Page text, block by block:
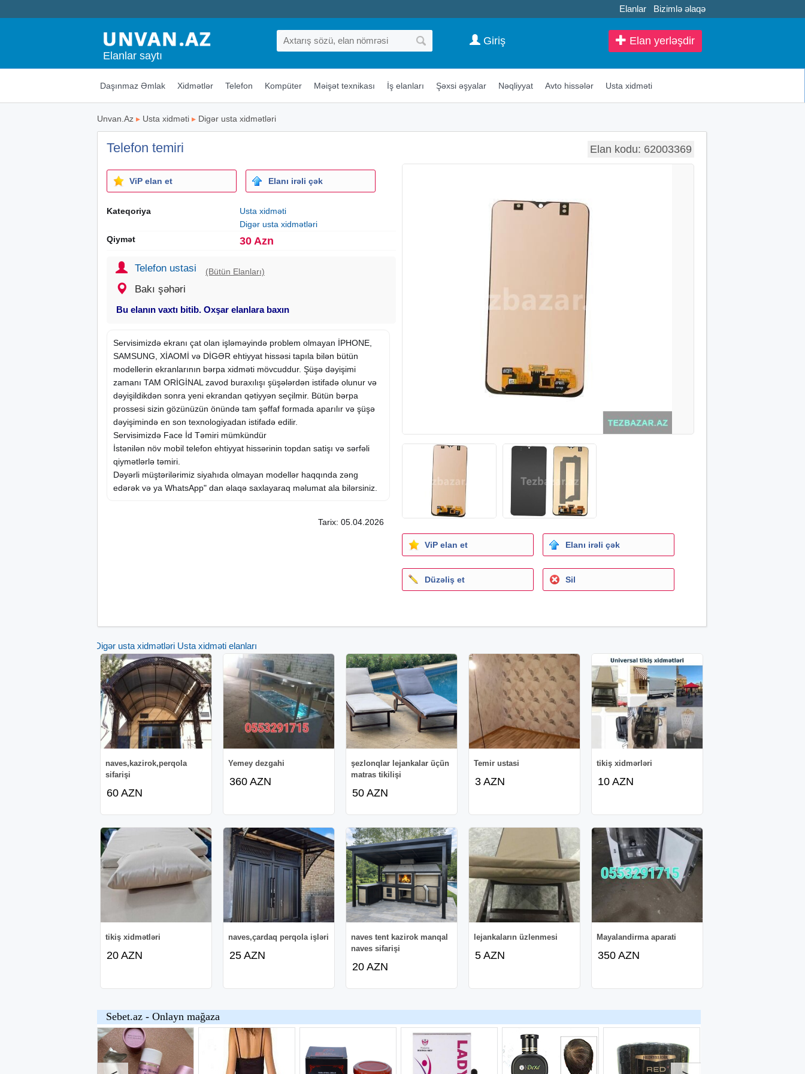
Elanlar Bizimlə əlaqə
Elanlar saytı
Elan yerləşdir
Giriş
Daşınmaz Əmlak Xidmətlər Telefon Kompüter Məişət texnikası İş elanları Şəxsi əşyalar Nəqliyyat Avto hissələr Usta xidməti
Unvan.Az ▸ Usta xidməti ▸ Digər usta xidmətləri
Telefon temiri Elan kodu: 62003369
ViP elan et Elanı irəli çək
Kateqoriya
Usta xidməti
Digər usta xidmətləri
Qiymət
30 Azn
Telefon ustasi (Bütün Elanları)
Bakı şəhəri
Bu elanın vaxtı bitib. Oxşar elanlara baxın
Servisimizdə ekranı çat olan işləməyində problem olmayan İPHONE,
SAMSUNG, XİAOMİ və DİGƏR ehtiyyat hissəsi tapıla bilən bütün
modellerin ekranlarının bərpa xidməti mövcuddur. Şüşə dəyişimi
zamanı TAM ORİGİNAL zavod buraxılışı şüşələrdən istifadə olunur və
dəyişildikdən sonra yeni ekrandan qətiyyən seçilmir. Bütün bərpa
prossesi sizin gözünüzün önündə tam şəffaf formada aparılır və şüşə
dəyişimində en son texnologiyadan istifadə edilir.
Servisimizdə Face İd Təmiri mümkündür
İstənilən növ mobil telefon ehtiyyat hissərinin topdan satişı və sərfəli
qiymətlərlə təmiri.
Dəyərli müştərilərimiz siyahıda olmayan modellər haqqında zəng
edərək və ya WhatsApp" dan əlaqə saxlayaraq məlumat ala bilərsiniz.
Tarix: 05.04.2026
ViP elan et Elanı irəli çək
Düzəliş et Sil
Digər usta xidmətləri Usta xidməti elanları
naves,kazirok,perqola
sifarişi
60 AZN
Yemey dezgahi
360 AZN
şezlonqlar lejankalar üçün
matras tikilişi
50 AZN
Temir ustasi
3 AZN
tikiş xidmərləri
10 AZN
tikiş xidmətləri
20 AZN
naves,çardaq perqola işləri
25 AZN
naves tent kazirok manqal
naves sifarişi
20 AZN
lejankaların üzlenmesi
5 AZN
Mayalandirma aparati
350 AZN